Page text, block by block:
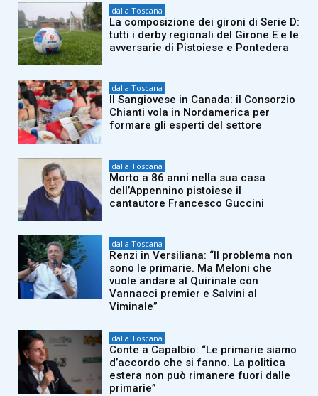
dalla Toscana
La composizione dei gironi di Serie D:
tutti i derby regionali del Girone E e le
avversarie di Pistoiese e Pontedera
dalla Toscana
Il Sangiovese in Canada: il Consorzio
Chianti vola in Nordamerica per
formare gli esperti del settore
dalla Toscana
Morto a 86 anni nella sua casa
dell’Appennino pistoiese il
cantautore Francesco Guccini
dalla Toscana
Renzi in Versiliana: “Il problema non
sono le primarie. Ma Meloni che
vuole andare al Quirinale con
Vannacci premier e Salvini al
Viminale”
dalla Toscana
Conte a Capalbio: “Le primarie siamo
d’accordo che si fanno. La politica
estera non può rimanere fuori dalle
primarie”